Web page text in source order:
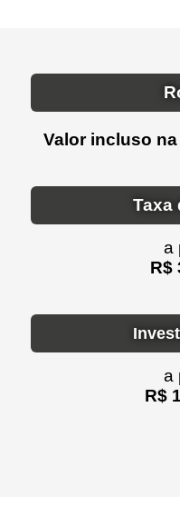
Valor incluso
Taxa
a
R$
a
R$